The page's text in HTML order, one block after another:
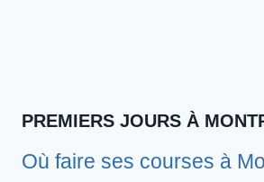
PREMIERS JOURS À
Où faire ses courses à